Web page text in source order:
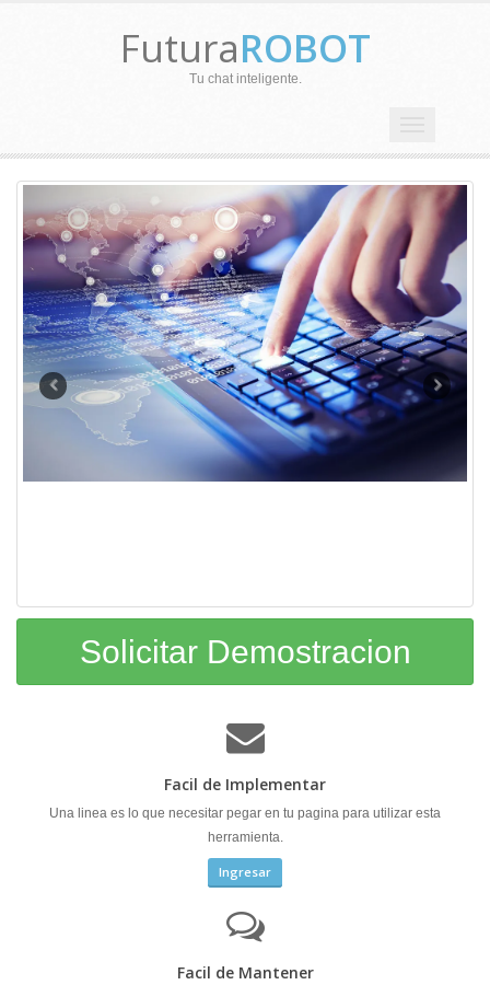
FuturaROBOT
Tu chat inteligente.
navigation
Previous
Solicitar Demostracion
Facil de Implementar
Una linea es lo que necesitar pegar en tu pagina para utilizar esta
herramienta.
Ingresar
Facil de Mantener